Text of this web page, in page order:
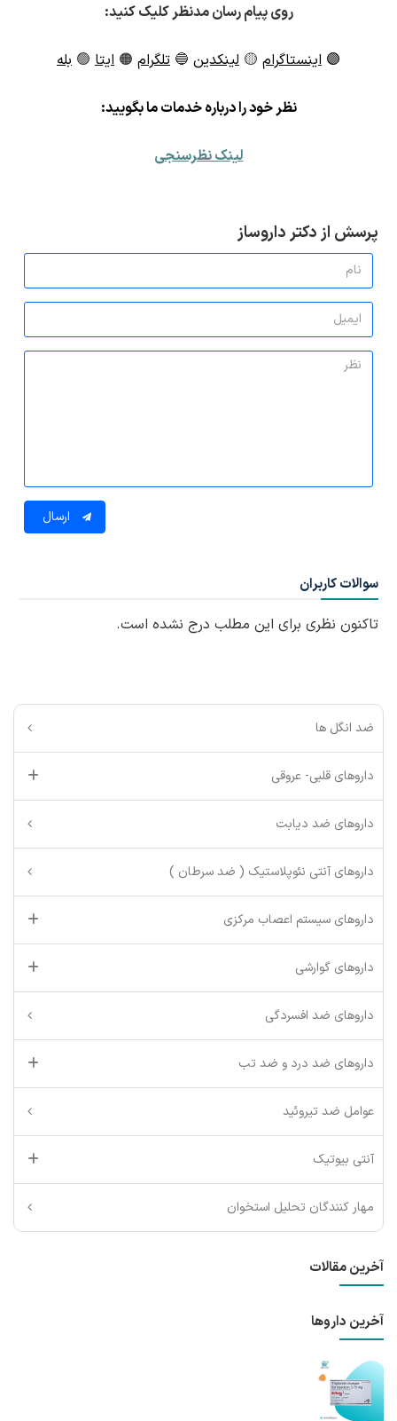
روی پیام رسان مدنظر کلیک کنید:
🟣 اینستاگرام 🟡 لینکدین 🔵 تلگرام 🟠 ایتا 🟢 بله
نظر خود را درباره خدمات ما بگویید:
لینک نظرسنجی
پرسش از دکتر داروساز
ارسال
سوالات کاربران
تاکنون نظری برای این مطلب درج نشده است.
ضد انگل ها
داروهای قلبی- عروقی
داروهای ضد دیابت
داروهای آنتی نئوپلاستیک ( ضد سرطان )
داروهای سیستم اعصاب مرکزی
داروهای گوارشی
داروهای ضد افسردگی
داروهای ضد درد و ضد تب
عوامل ضد تیروئید
آنتی بیوتیک
مهار کنندگان تحلیل استخوان
آخرین مقالات
آخرین داروها